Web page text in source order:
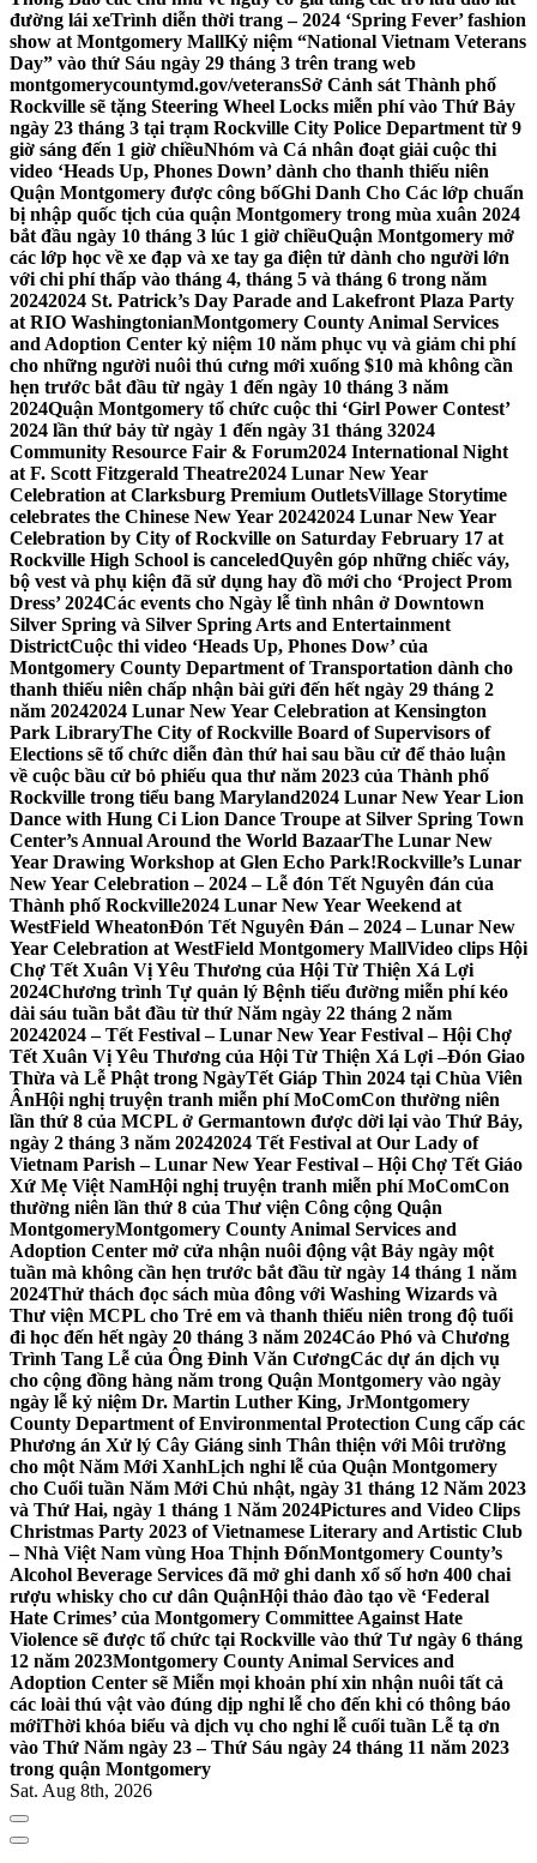
đường lái xeTrình diễn thời trang – 2024 ‘Spring Fever’ fashion
show at Montgomery MallKỷ niệm “National Vietnam Veterans
Day” vào thứ Sáu ngày 29 tháng 3 trên trang web
montgomerycountymd.gov/veteransSở Cảnh sát Thành phố
Rockville sẽ tặng Steering Wheel Locks miễn phí vào Thứ Bảy
ngày 23 tháng 3 tại trạm Rockville City Police Department từ 9
giờ sáng đến 1 giờ chiềuNhóm và Cá nhân đoạt giải cuộc thi
video ‘Heads Up, Phones Down’ dành cho thanh thiếu niên
Quận Montgomery được công bốGhi Danh Cho Các lớp chuẩn
bị nhập quốc tịch của quận Montgomery trong mùa xuân 2024
bắt đầu ngày 10 tháng 3 lúc 1 giờ chiềuQuận Montgomery mở
các lớp học về xe đạp và xe tay ga điện tử dành cho người lớn
với chi phí thấp vào tháng 4, tháng 5 và tháng 6 trong năm
20242024 St. Patrick’s Day Parade and Lakefront Plaza Party
at RIO WashingtonianMontgomery County Animal Services
and Adoption Center kỷ niệm 10 năm phục vụ và giảm chi phí
cho những người nuôi thú cưng mới xuống $10 mà không cần
hẹn trước bắt đầu từ ngày 1 đến ngày 10 tháng 3 năm
2024Quận Montgomery tổ chức cuộc thi ‘Girl Power Contest’
2024 lần thứ bảy từ ngày 1 đến ngày 31 tháng 32024
Community Resource Fair & Forum2024 International Night
at F. Scott Fitzgerald Theatre2024 Lunar New Year
Celebration at Clarksburg Premium OutletsVillage Storytime
celebrates the Chinese New Year 20242024 Lunar New Year
Celebration by City of Rockville on Saturday February 17 at
Rockville High School is canceledQuyên góp những chiếc váy,
bộ vest và phụ kiện đã sử dụng hay đồ mới cho ‘Project Prom
Dress’ 2024Các events cho Ngày lễ tình nhân ở Downtown
Silver Spring và Silver Spring Arts and Entertainment
DistrictCuộc thi video ‘Heads Up, Phones Dow’ của
Montgomery County Department of Transportation dành cho
thanh thiếu niên chấp nhận bài gửi đến hết ngày 29 tháng 2
năm 20242024 Lunar New Year Celebration at Kensington
Park LibraryThe City of Rockville Board of Supervisors of
Elections sẽ tổ chức diễn đàn thứ hai sau bầu cử để thảo luận
về cuộc bầu cử bỏ phiếu qua thư năm 2023 của Thành phố
Rockville trong tiểu bang Maryland2024 Lunar New Year Lion
Dance with Hung Ci Lion Dance Troupe at Silver Spring Town
Center’s Annual Around the World BazaarThe Lunar New
Year Drawing Workshop at Glen Echo Park!Rockville’s Lunar
New Year Celebration – 2024 – Lễ đón Tết Nguyên đán của
Thành phố Rockville2024 Lunar New Year Weekend at
WestField WheatonĐón Tết Nguyên Đán – 2024 – Lunar New
Year Celebration at WestField Montgomery MallVideo clips Hội
Chợ Tết Xuân Vị Yêu Thương của Hội Từ Thiện Xá Lợi
2024Chương trình Tự quản lý Bệnh tiểu đường miễn phí kéo
dài sáu tuần bắt đầu từ thứ Năm ngày 22 tháng 2 năm
20242024 – Tết Festival – Lunar New Year Festival – Hội Chợ
Tết Xuân Vị Yêu Thương của Hội Từ Thiện Xá Lợi –Đón Giao
Thừa và Lễ Phật trong NgàyTết Giáp Thìn 2024 tại Chùa Viên
ÂnHội nghị truyện tranh miễn phí MoComCon thường niên
lần thứ 8 của MCPL ở Germantown được dời lại vào Thứ Bảy,
ngày 2 tháng 3 năm 20242024 Tết Festival at Our Lady of
Vietnam Parish – Lunar New Year Festival – Hội Chợ Tết Giáo
Xứ Mẹ Việt NamHội nghị truyện tranh miễn phí MoComCon
thường niên lần thứ 8 của Thư viện Công cộng Quận
MontgomeryMontgomery County Animal Services and
Adoption Center mở cửa nhận nuôi động vật Bảy ngày một
tuần mà không cần hẹn trước bắt đầu từ ngày 14 tháng 1 năm
2024Thử thách đọc sách mùa đông với Washing Wizards và
Thư viện MCPL cho Trẻ em và thanh thiếu niên trong độ tuổi
đi học đến hết ngày 20 tháng 3 năm 2024Cáo Phó và Chương
Trình Tang Lễ của Ông Đinh Văn CươngCác dự án dịch vụ
cho cộng đồng hàng năm trong Quận Montgomery vào ngày
ngày lễ kỷ niệm Dr. Martin Luther King, JrMontgomery
County Department of Environmental Protection Cung cấp các
Phương án Xử lý Cây Giáng sinh Thân thiện với Môi trường
cho một Năm Mới XanhLịch nghỉ lễ của Quận Montgomery
cho Cuối tuần Năm Mới Chủ nhật, ngày 31 tháng 12 Năm 2023
và Thứ Hai, ngày 1 tháng 1 Năm 2024Pictures and Video Clips
Christmas Party 2023 of Vietnamese Literary and Artistic Club
– Nhà Việt Nam vùng Hoa Thịnh ĐốnMontgomery County’s
Alcohol Beverage Services đã mở ghi danh xổ số hơn 400 chai
rượu whisky cho cư dân QuậnHội thảo đào tạo về ‘Federal
Hate Crimes’ của Montgomery Committee Against Hate
Violence sẽ được tổ chức tại Rockville vào thứ Tư ngày 6 tháng
12 năm 2023Montgomery County Animal Services and
Adoption Center sẽ Miễn mọi khoản phí xin nhận nuôi tất cả
các loài thú vật vào đúng dịp nghỉ lễ cho đến khi có thông báo
mớiThời khóa biểu và dịch vụ cho nghỉ lễ cuối tuần Lễ tạ ơn
vào Thứ Năm ngày 23 – Thứ Sáu ngày 24 tháng 11 năm 2023
trong quận Montgomery
Sat. Aug 8th, 2026